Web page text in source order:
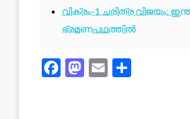
വിക്രം-1 ചരിത്ര വിജയം:
ഭ്രമണപഥത്തിൽ
Facebook
Mastodon
Email